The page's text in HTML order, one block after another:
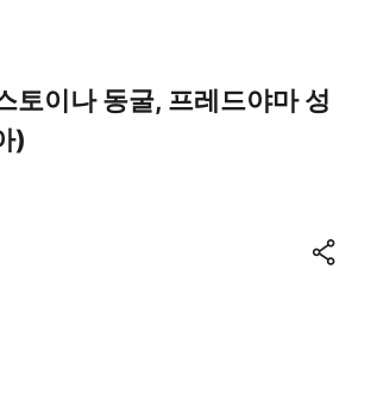
토이나 동굴, 프레드야마 성
)